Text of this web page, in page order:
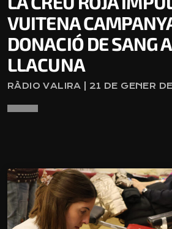
VUITENA
DONACIÓ DE SANG
LLACUNA
RÀDIO VALIRA | 21 DE GENER